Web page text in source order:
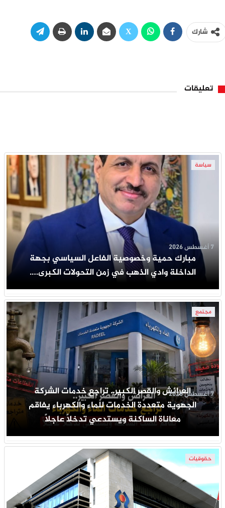
شارك
تعليقات
سياسة
مبارك حمية وخصوصية الفاعل السياسي بجهة
الداخلة وادي الذهب في زمن التحولات الكبرى….
7 أغسطس 2026
مجتمع
العرائش والقصر الكبير.. تراجع خدمات الشركة
الجهوية متعددة الخدمات للماء والكهرباء يفاقم
معاناة الساكنة ويستدعي تدخلاً عاجلاً
7 أغسطس 2026
حقوقيات